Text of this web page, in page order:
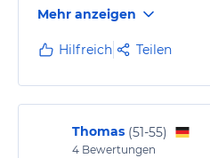
Mehr anzeigen
Hilfreich Teilen
Thomas (51-55)
4 Bewertungen